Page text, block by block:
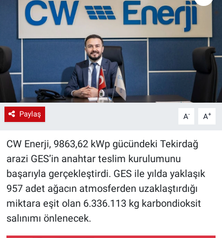
Paylaş A- A+
CW Enerji, 9863,62 kWp gücündeki Tekirdağ
arazi GES’in anahtar teslim kurulumunu
başarıyla gerçekleştirdi. GES ile yılda yaklaşık
957 adet ağacın atmosferden uzaklaştırdığı
miktara eşit olan 6.336.113 kg karbondioksit
salınımı önlenecek.
Ağır Sanayi Çözümleri